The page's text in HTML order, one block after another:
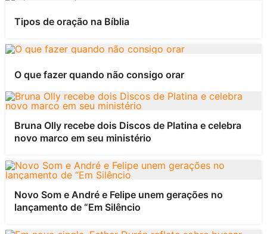
Tipos de oração na Bíblia
O que fazer quando não consigo orar
Bruna Olly recebe dois Discos de Platina e celebra
novo marco em seu ministério
Novo Som e André e Felipe unem gerações no
lançamento de “Em Silêncio